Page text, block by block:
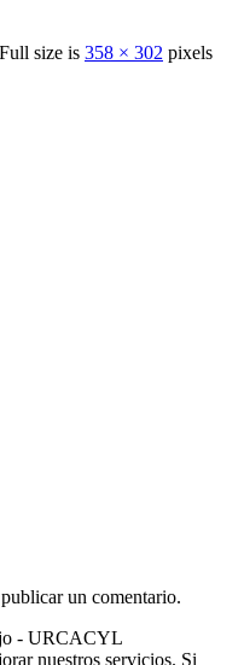
Full size is 358 × 302 pixels
un comentario.
- URCACYL
nuestros servicios. Si